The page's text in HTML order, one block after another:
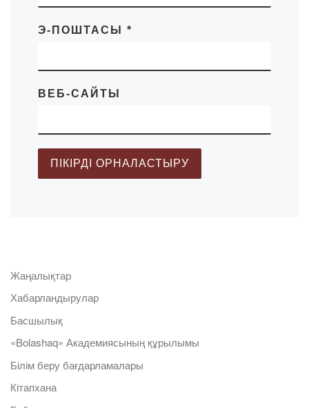
Э-ПОШТАСЫ *
ВЕБ-САЙТЫ
Жаңалықтар
Хабарландырулар
Басшылық
«Bolashaq» Академиясының құрылымы
Білім беру бағдарламалары
Кітапхана